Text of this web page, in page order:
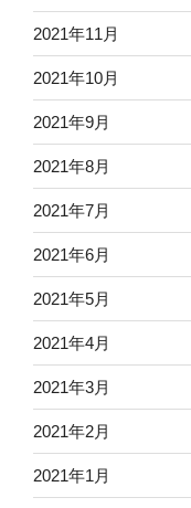
2021年11月
2021年10月
2021年9月
2021年8月
2021年7月
2021年6月
2021年5月
2021年4月
2021年3月
2021年2月
2021年1月